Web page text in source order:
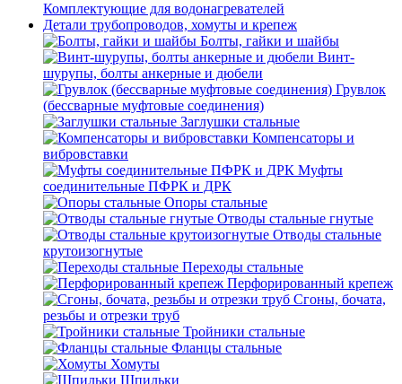
Комплектующие для водонагревателей
Детали трубопроводов, хомуты и крепеж
Болты, гайки и шайбы
Винт-
шурупы, болты анкерные и дюбели
Грувлок
(бессварные муфтовые соединения)
Заглушки стальные
Компенсаторы и
вибровставки
Муфты
соединительные ПФРК и ДРК
Опоры стальные
Отводы стальные гнутые
Отводы стальные
крутоизогнутые
Переходы стальные
Перфорированный крепеж
Сгоны, бочата,
резьбы и отрезки труб
Тройники стальные
Фланцы стальные
Хомуты
Шпильки